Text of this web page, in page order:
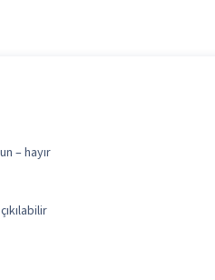
– hayır